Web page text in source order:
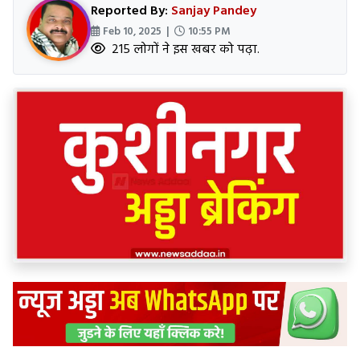
Reported By: Sanjay Pandey
Feb 10, 2025 | 10:55 PM
215 लोगों ने इस खबर को पढ़ा.